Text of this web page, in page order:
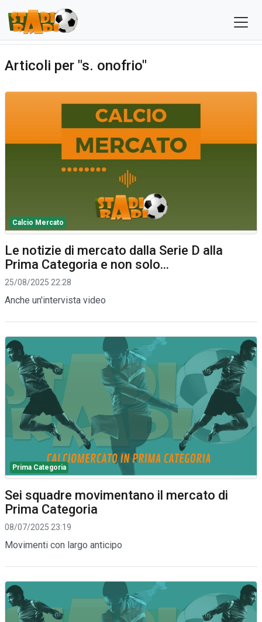
Articoli per "s. onofrio"
Calcio Mercato
Le notizie di mercato dalla Serie D alla
Prima Categoria e non solo...
25/08/2025 22:28
Anche un'intervista video
Prima Categoria
Sei squadre movimentano il mercato di
Prima Categoria
08/07/2025 23:19
Movimenti con largo anticipo